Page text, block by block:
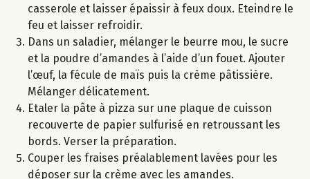
casserole et laisser épaissir à feux doux. Eteindre le
feu et laisser refroidir.
Dans un saladier, mélanger le beurre mou, le sucre
et la poudre d’amandes à l’aide d’un fouet. Ajouter
l’œuf, la fécule de maïs puis la crème pâtissière.
Mélanger délicatement.
Etaler la pâte à pizza sur une plaque de cuisson
recouverte de papier sulfurisé en retroussant les
bords. Verser la préparation.
Couper les fraises préalablement lavées pour les
déposer sur la crème avec les amandes.